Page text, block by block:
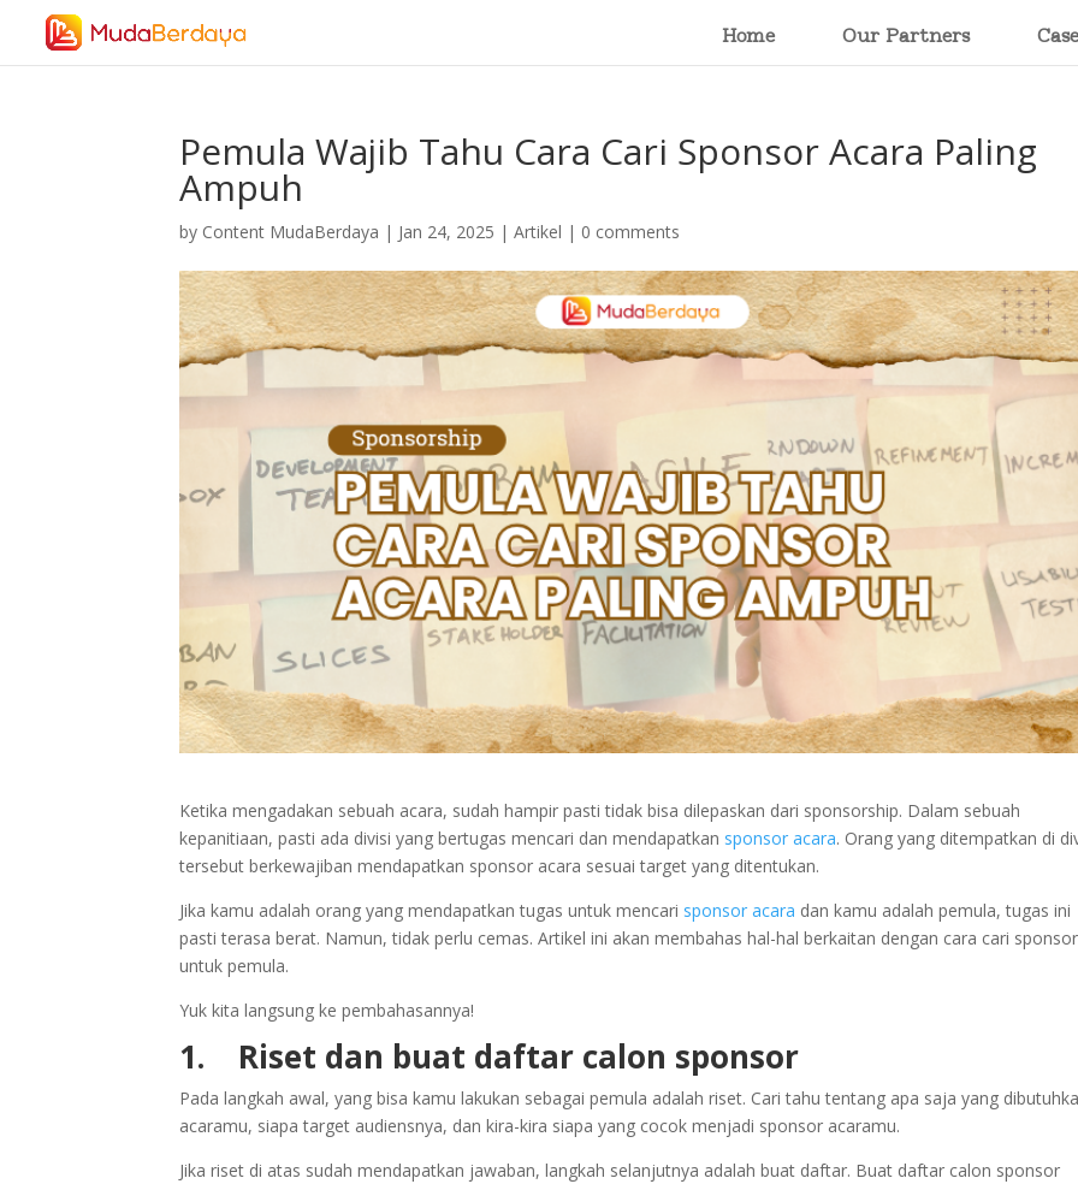
Home Our Partners
Pemula Wajib Tahu Cara Cari Sponsor Acara Paling
Ampuh
by Content MudaBerdaya | Jan 24, 2025 |Artikel | 0 comments
Ketika mengadakan sebuah acara, sudah hampir pasti tidak bisa dilepaskan dari sponsorship. Dalam sebuah
kepanitiaan, pasti ada divisi yang bertugas mencari dan mendapatkan sponsor acara. Orang yang ditempatkan di
tersebut berkewajiban mendapatkan sponsor acara sesuai target yang ditentukan.
Jika kamu adalah orang yang mendapatkan tugas untuk mencari sponsor acara dan kamu adalah pemula, tugas ini
pasti terasa berat. Namun, tidak perlu cemas. Artikel ini akan membahas hal-hal berkaitan dengan cara cari sponsor
untuk pemula.
Yuk kita langsung ke pembahasannya!
1. Riset dan buat daftar calon sponsor
Pada langkah awal, yang bisa kamu lakukan sebagai pemula adalah riset. Cari tahu tentang apa saja yang
acaramu, siapa target audiensnya, dan kira-kira siapa yang cocok menjadi sponsor acaramu.
Jika riset di atas sudah mendapatkan jawaban, langkah selanjutnya adalah buat daftar. Buat daftar calon sponsor